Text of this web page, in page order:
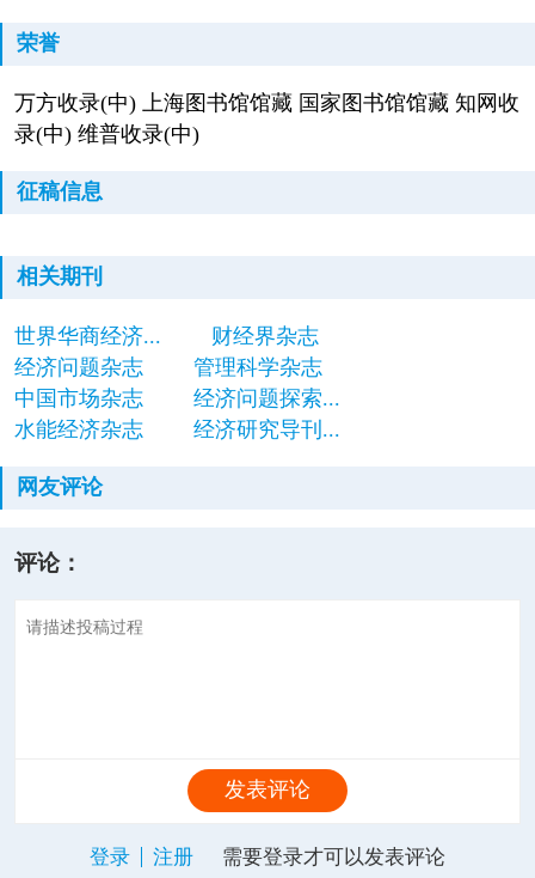
荣誉
万方收录(中) 上海图书馆馆藏 国家图书馆馆藏 知网收
录(中) 维普收录(中)
征稿信息
相关期刊
世界华商经济...
财经界杂志
经济问题杂志
管理科学杂志
中国市场杂志
经济问题探索...
水能经济杂志
经济研究导刊...
网友评论
评论：
发表评论
登录 注册 需要登录才可以发表评论